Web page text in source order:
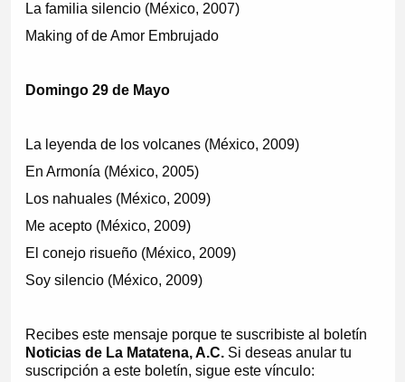
La familia silencio (México, 2007)
Making of de Amor Embrujado
Domingo 29 de Mayo
La leyenda de los volcanes (México, 2009)
En Armonía (México, 2005)
Los nahuales (México, 2009)
Me acepto (México, 2009)
El conejo risueño (México, 2009)
Soy silencio (México, 2009)
Recibes este mensaje porque te suscribiste al boletín
Noticias de La Matatena, A.C.Si deseas anular tu
suscripción a este boletín, sigue este vínculo: